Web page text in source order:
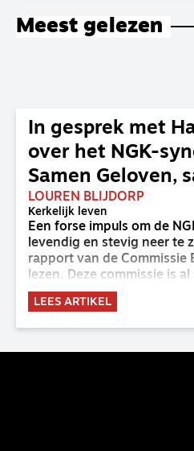
Meest gelezen
In gesprek met
over het NGK-
Samen Geloven,
LOUREN BLIJDORP
Kerkelijk leven
Een forse impuls om de
levendig en stevig neer te
rapport van de Commissie
lezen. Deze commissie is
van de GKv en NGK actief
synode van Deventer in
belijdenis en bij te dragen
LEES ARTIKEL